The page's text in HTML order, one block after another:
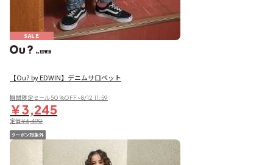
SALE
【Ou? by EDWIN】デニムサロペット
期間限定セール50％OFF~8/12 11:59
￥3,245
定価￥6,490